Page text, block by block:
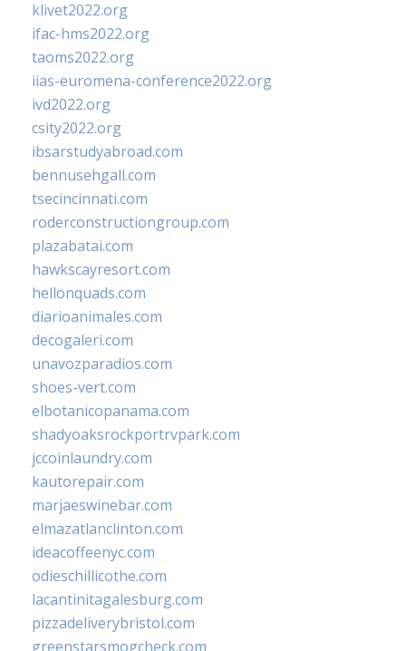
klivet2022.org
ifac-hms2022.org
taoms2022.org
iias-euromena-conference2022.org
ivd2022.org
csity2022.org
ibsarstudyabroad.com
bennusehgall.com
tsecincinnati.com
roderconstructiongroup.com
plazabatai.com
hawkscayresort.com
hellonquads.com
diarioanimales.com
decogaleri.com
unavozparadios.com
shoes-vert.com
elbotanicopanama.com
shadyoaksrockportrvpark.com
jccoinlaundry.com
kautorepair.com
marjaeswinebar.com
elmazatlanclinton.com
ideacoffeenyc.com
odieschillicothe.com
lacantinitagalesburg.com
pizzadeliverybristol.com
greenstarsmogcheck.com